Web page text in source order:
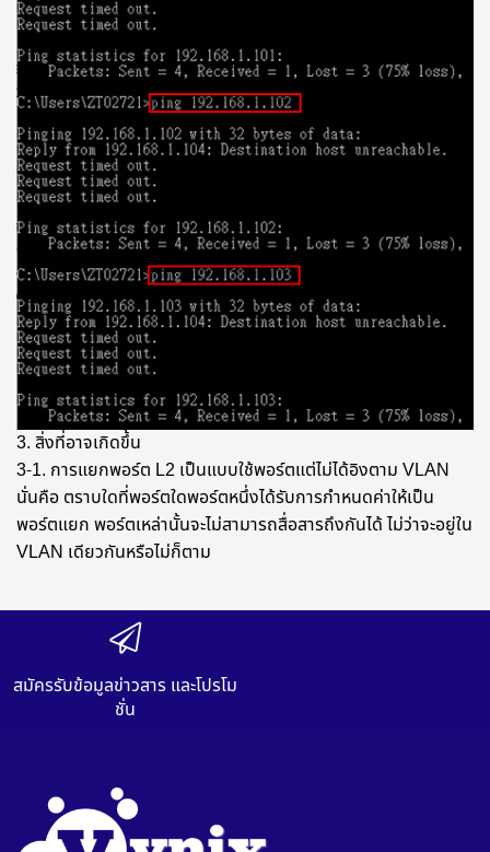
3. สิ่งที่อาจเกิดขึ้น
3-1. การแยกพอร์ต L2 เป็นแบบใช้พอร์ตแต่ไม่ได้อิงตาม VLAN
นั่นคือ ตราบใดที่พอร์ตใดพอร์ตหนึ่งได้รับการกำหนดค่าให้เป็น
พอร์ตแยก พอร์ตเหล่านั้นจะไม่สามารถสื่อสารถึงกันได้ ไม่ว่าจะอยู่ใน
VLAN เดียวกันหรือไม่ก็ตาม
สมัครรับข้อมูลข่าวสาร และโปรโม
ชั่น